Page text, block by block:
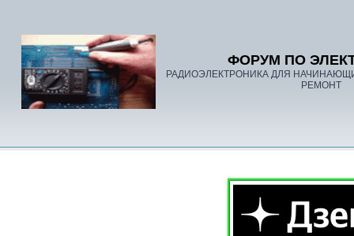
ФОРУМ ПО
РАДИОЭЛЕКТРОНИКА ДЛЯ
РЕМОНТ